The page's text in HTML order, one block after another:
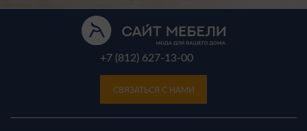
+7 (812) 627-13-00
СВЯЗАТЬСЯ С НАМИ